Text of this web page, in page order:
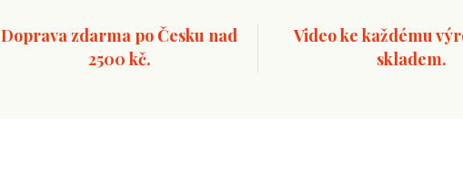
Doprava zdarma po Česku nad
2500 kč.
Video ke každému
skladem.